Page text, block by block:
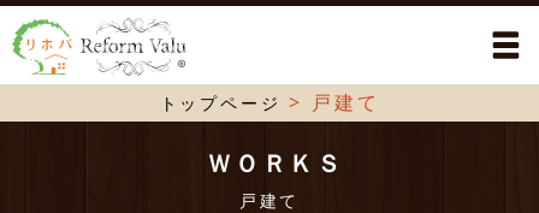
トップページ > 戸建て
ＷＯＲＫＳ
戸建て